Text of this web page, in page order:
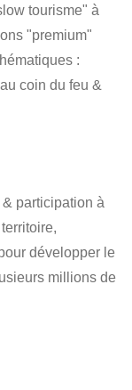
tourisme" à
"premium"
:
coin du feu &
participation à
développer le
millions de